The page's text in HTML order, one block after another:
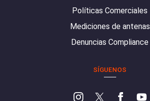
Políticas Comerciales
Mediciones de antenas
Denuncias Compliance
SÍGUENOS